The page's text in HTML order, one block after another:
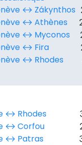
↔︎ Zákynthos
↔︎ Athènes
↔︎ Myconos
↔︎ Fira
↔︎ Rhodes
↔︎ Rhodes
↔︎ Corfou
↔︎ Patras
Continuer avec Apple
connectez-vous par